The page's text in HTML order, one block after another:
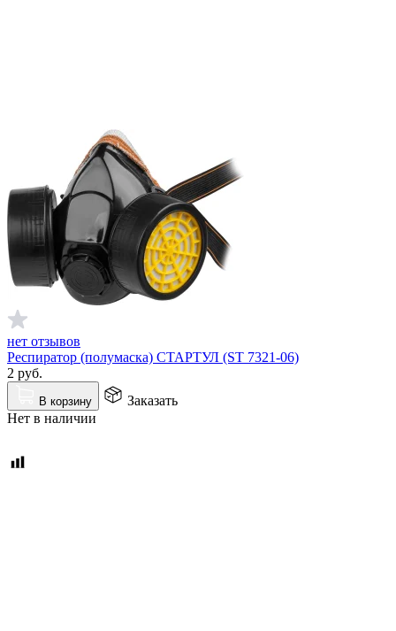
нет отзывов
Респиратор (полумаска) СТАРТУЛ (ST 7321-06)
2 руб.
В корзину
Заказать
Нет в наличии